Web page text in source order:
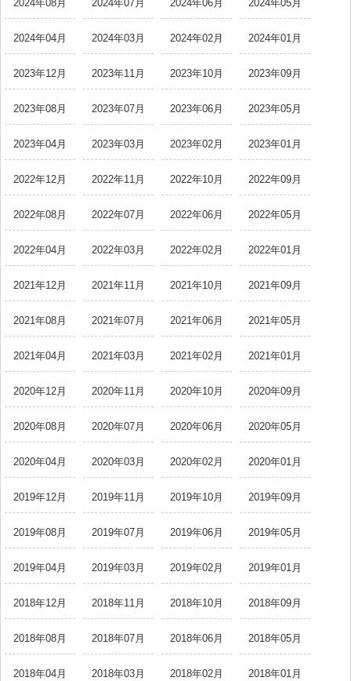
2024年08月 2024年07月 2024年06月 2024年05月
2024年04月 2024年03月 2024年02月 2024年01月
2023年12月 2023年11月 2023年10月 2023年09月
2023年08月 2023年07月 2023年06月 2023年05月
2023年04月 2023年03月 2023年02月 2023年01月
2022年12月 2022年11月 2022年10月 2022年09月
2022年08月 2022年07月 2022年06月 2022年05月
2022年04月 2022年03月 2022年02月 2022年01月
2021年12月 2021年11月 2021年10月 2021年09月
2021年08月 2021年07月 2021年06月 2021年05月
2021年04月 2021年03月 2021年02月 2021年01月
2020年12月 2020年11月 2020年10月 2020年09月
2020年08月 2020年07月 2020年06月 2020年05月
2020年04月 2020年03月 2020年02月 2020年01月
2019年12月 2019年11月 2019年10月 2019年09月
2019年08月 2019年07月 2019年06月 2019年05月
2019年04月 2019年03月 2019年02月 2019年01月
2018年12月 2018年11月 2018年10月 2018年09月
2018年08月 2018年07月 2018年06月 2018年05月
2018年04月 2018年03月 2018年02月 2018年01月